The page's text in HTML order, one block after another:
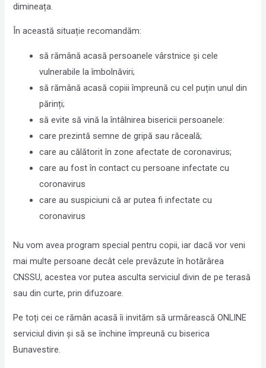
dimineața.
În această situație recomandăm:
să rămână acasă persoanele vârstnice și cele
vulnerabile la îmbolnăviri;
să rămână acasă copiii împreună cu cel puțin unul din
părinți;
să evite să vină la întâlnirea bisericii persoanele:
care prezintă semne de gripă sau răceală;
care au călătorit în zone afectate de coronavirus;
care au fost în contact cu persoane infectate cu
coronavirus
care au suspiciuni că ar putea fi infectate cu
coronavirus
Nu vom avea program special pentru copii, iar dacă vor veni
mai multe persoane decât cele prevăzute în hotărârea
CNSSU, acestea vor putea asculta serviciul divin de pe terasă
sau din curte, prin difuzoare.
Pe toți cei ce rămân acasă îi invităm să urmărească ONLINE
serviciul divin și să se închine împreună cu biserica
Bunavestire.